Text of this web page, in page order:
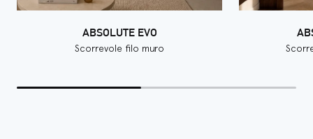
ABSOLUTE EVO
Scorrevole filo muro